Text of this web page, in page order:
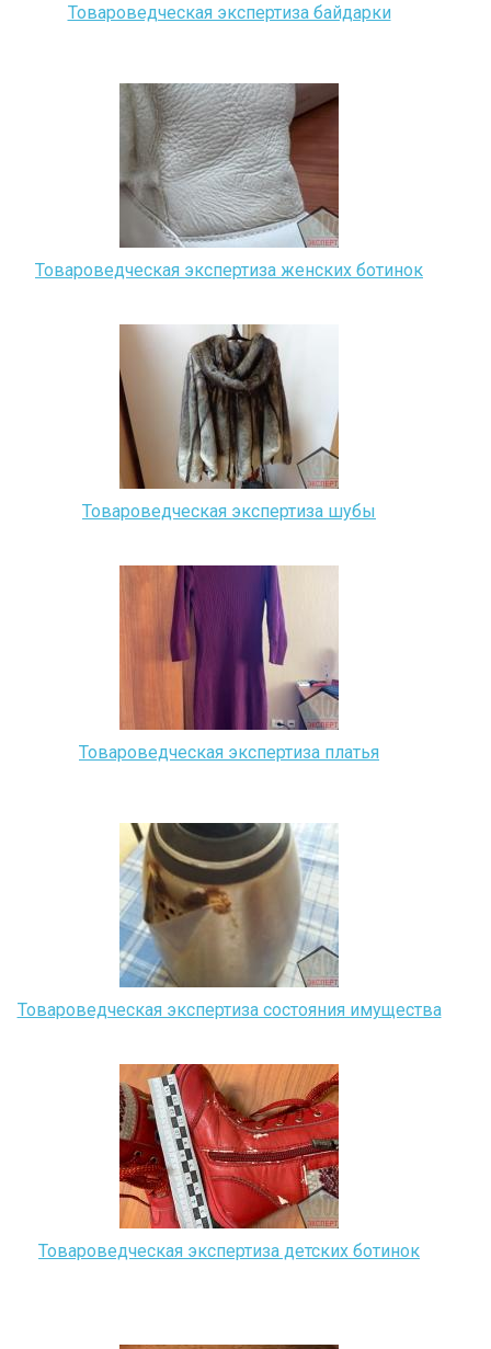
Товароведческая экспертиза байдарки
Товароведческая экспертиза женских ботинок
Товароведческая экспертиза шубы
Товароведческая экспертиза платья
Товароведческая экспертиза состояния имущества
Товароведческая экспертиза детских ботинок